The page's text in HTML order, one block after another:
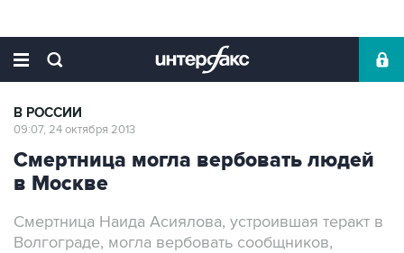
В РОССИИ
09:07, 24 октября 2013
Смертница могла вербовать людей
в Москве
Смертница Наида Асиялова, устроившая теракт в
Волгограде, могла вербовать сообщников,